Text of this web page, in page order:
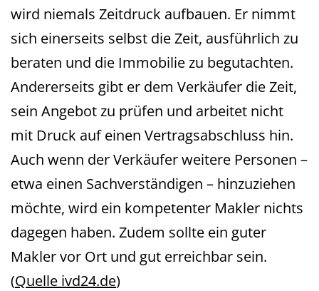
wird niemals Zeitdruck aufbauen. Er nimmt
sich einerseits selbst die Zeit, ausführlich zu
beraten und die Immobilie zu begutachten.
Andererseits gibt er dem Verkäufer die Zeit,
sein Angebot zu prüfen und arbeitet nicht
mit Druck auf einen Vertragsabschluss hin.
Auch wenn der Verkäufer weitere Personen –
etwa einen Sachverständigen – hinzuziehen
möchte, wird ein kompetenter Makler nichts
dagegen haben. Zudem sollte ein guter
Makler vor Ort und gut erreichbar sein.
(Quelle ivd24.de)